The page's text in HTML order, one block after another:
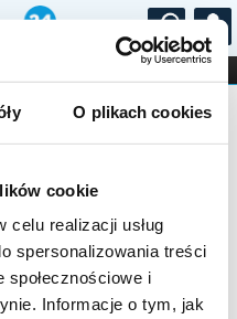
O plikach cookies
cookie
celu realizacji usług
spersonalizowania treści
społecznościowe i
Informacje o tym, jak
...
STAND-UP
Zapytaj
biletów